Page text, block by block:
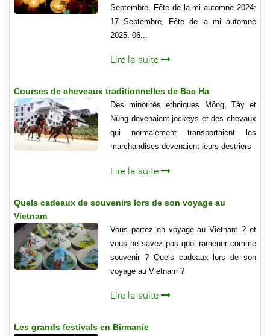
Septembre, Fête de la mi automne 2024:
17 Septembre, Fête de la mi automne
2025: 06...
Lire la suite
Courses de cheveaux traditionnelles de Bac Ha
Des minorités ethniques Mông, Tày et
Nùng devenaient jockeys et des chevaux
qui normalement transportaient les
marchandises devenaient leurs destriers
Lire la suite
Quels cadeaux de souvenirs lors de son voyage au
Vietnam
Vous partez en voyage au Vietnam ? et
vous ne savez pas quoi ramener comme
souvenir ? Quels cadeaux lors de son
voyage au Vietnam ?
Lire la suite
Les grands festivals en Birmanie